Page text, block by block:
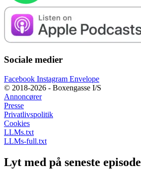
Sociale medier
Facebook Instagram Envelope
© 2018-2026 - Boxengasse I/S
Annoncører
Presse
Privatlivspolitik
Cookies
LLMs.txt
LLMs-full.txt
Lyt med på seneste episode